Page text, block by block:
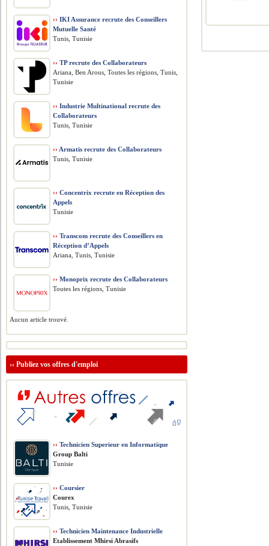
›› IKI Assurance recrute des Conseillers
Mutuelle Santé
Tunis, Tunisie
›› TP recrute des Collaborateurs
Ariana, Ben Arous, Toutes les régions, Tunis,
Tunisie
›› Industrie Multinational recrute des
Collaborateurs
Tunis, Tunisie
›› Armatis recrute des Collaborateurs
Tunis, Tunisie
›› Concentrix recrute en Réception des
Appels
Tunisie
›› Transcom recrute des Conseillers en
Réception d’Appels
Ariana, Tunis, Tunisie
›› Monoprix recrute des Collaborateurs
Toutes les régions, Tunisie
Aucun article trouvé.
››Publiez vos offres d'emploi
›› Technicien Superieur en Informatique
Group Balti
Tunisie
›› Coursier
Courex
Tunis, Tunisie
›› Technicien Maintenance Industrielle
Etablissement Mhirsi Abrasifs